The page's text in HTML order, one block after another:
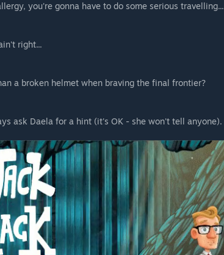
you're gonna have to do some serious travelling...
right...
a broken helmet when braving the final frontier?
ask Daela for a hint (it's OK - she won't tell anyone).